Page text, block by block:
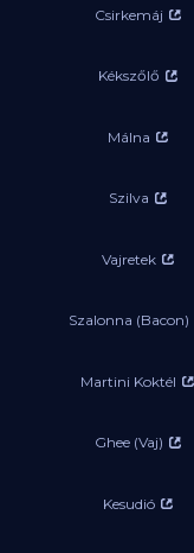
Csirkemáj
Kékszőlő
Málna
Szilva
Vajretek
Szalonna (Bacon)
Martini Koktél
Ghee (Vaj)
Kesudió